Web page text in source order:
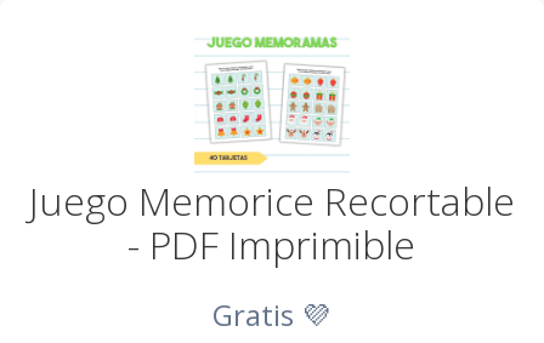
Juego Memorice Recortable
- PDF Imprimible
Gratis 💜